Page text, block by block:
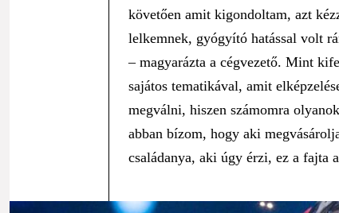
követően amit kigondoltam, azt
lelkemnek, gyógyító hatással volt
– magyarázta a cégvezető. Mint
sajátos tematikával, amit
megválni, hiszen számomra
abban bízom, hogy aki
családanya, aki úgy érzi, ez a fajta